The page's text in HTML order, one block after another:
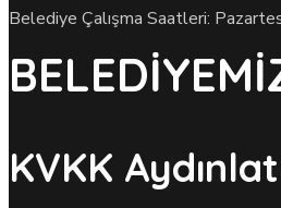
Belediye Çalışma Saatleri:
KVKK